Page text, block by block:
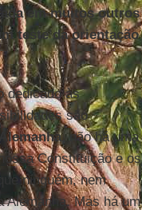
em muitos outros
teste da orientação
dedicado às
são
Alemanha, não há uma
Constituição e os
ninguém, nem
Alemanha. Mas há um